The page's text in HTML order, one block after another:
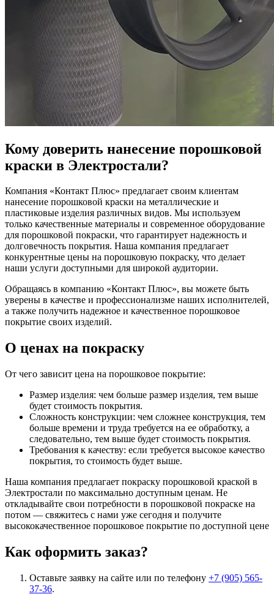
Кому доверить нанесение порошковой
краски в Электростали?
Компания «Контакт Плюс» предлагает своим клиентам
нанесение порошковой краски на металлические и
пластиковые изделия различных видов. Мы используем
только качественные материалы и современное оборудование
для порошковой покраски, что гарантирует надежность и
долговечность покрытия. Наша компания предлагает
конкурентные цены на порошковую покраску, что делает
наши услуги доступными для широкой аудитории.
Обращаясь в компанию «Контакт Плюс», вы можете быть
уверены в качестве и профессионализме наших исполнителей,
а также получить надежное и качественное порошковое
покрытие своих изделий.
О ценах на покраску
От чего зависит цена на порошковое покрытие:
Размер изделия: чем больше размер изделия, тем выше
будет стоимость покрытия.
Сложность конструкции: чем сложнее конструкция, тем
больше времени и труда требуется на ее обработку, а
следовательно, тем выше будет стоимость покрытия.
Требования к качеству: если требуется высокое качество
покрытия, то стоимость будет выше.
Наша компания предлагает покраску порошковой краской в
Электростали по максимально доступным ценам. Не
откладывайте свои потребности в порошковой покраске на
потом — свяжитесь с нами уже сегодня и получите
высококачественное порошковое покрытие по доступной цене
Как оформить заказ?
Оставьте заявку на сайте или по телефону +7 (905) 565-
37-36.